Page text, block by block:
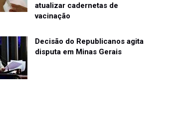
atualizar cadernetas de
vacinação
Decisão do Republicanos agita
disputa em Minas Gerais